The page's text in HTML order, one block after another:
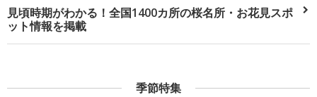
見頃時期がわかる！全国1400カ所の桜名所・お花見スポ
ット情報を掲載
季節特集